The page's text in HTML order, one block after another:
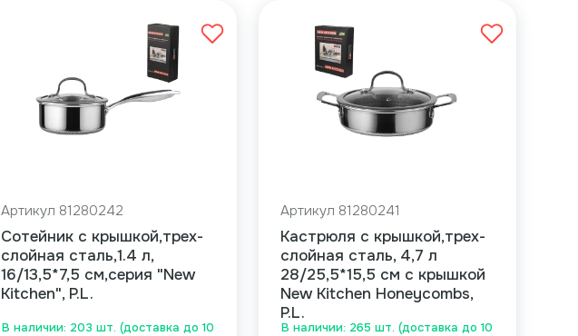
В наличии: 203 шт. (доставка до 10
Артикул 81280242
Сотейник с крышкой,трех-
слойная сталь,1.4 л,
16/13,5*7,5 см,серия "New
Kitchen", P.L.
В наличии: 265 шт. (доставка до 10
Артикул 81280241
Кастрюля с крышкой,трех-
слойная сталь, 4,7 л
28/25,5*15,5 см с крышкой
New Kitchen Honeycombs,
P.L.